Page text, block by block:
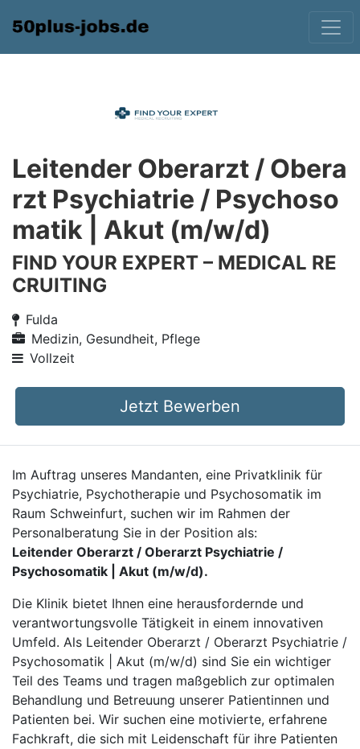
Leitender Oberarzt / Obera
rzt Psychiatrie / Psychoso
matik | Akut (m/w/d)
FIND YOUR EXPERT – MEDICAL RE
CRUITING
Fulda
Medizin, Gesundheit, Pflege
Vollzeit
Jetzt Bewerben
Im Auftrag unseres Mandanten, eine Privatklinik für
Psychiatrie, Psychotherapie und Psychosomatik im
Raum Schweinfurt, suchen wir im Rahmen der
Personalberatung Sie in der Position als:
Leitender Oberarzt / Oberarzt Psychiatrie /
Psychosomatik | Akut (m/w/d).
Die Klinik bietet Ihnen eine herausfordernde und
verantwortungsvolle Tätigkeit in einem innovativen
Umfeld. Als Leitender Oberarzt / Oberarzt Psychiatrie /
Psychosomatik | Akut (m/w/d) sind Sie ein wichtiger
Teil des Teams und tragen maßgeblich zur optimalen
Behandlung und Betreuung unserer Patientinnen und
Patienten bei. Wir suchen eine motivierte, erfahrene
Fachkraft, die sich mit Leidenschaft für ihre Patienten